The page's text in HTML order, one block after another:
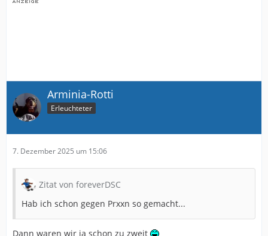
Arminia-Rotti
Erleuchteter
7. Dezember 2025 um 15:06
Zitat von foreverDSC
Hab ich schon gegen Prxxn so gemacht...
Dann waren wir ja schon zu zweit